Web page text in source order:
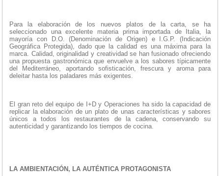
Para la elaboración de los nuevos platos de la carta, se ha
seleccionado una excelente materia prima importada de Italia, la
mayoría con D.O. (Denominación de Origen) e I.G.P. (Indicación
Geográfica Protegida), dado que la calidad es una máxima para la
marca. Calidad, originalidad y creatividad se han fusionado ofreciendo
una propuesta gastronómica que envuelve a los sabores típicamente
del Mediterráneo, aportando sofisticación, frescura y aroma para
deleitar hasta los paladares más exigentes.
El gran reto del equipo de I+D y Operaciones ha sido la capacidad de
replicar la elaboración de un plato de unas características y sabores
únicos a todos los restaurantes de la cadena, conservando su
autenticidad y garantizando los tiempos de cocina.
LA AMBIENTACIÓN, LA AUTÉNTICA PROTAGONISTA